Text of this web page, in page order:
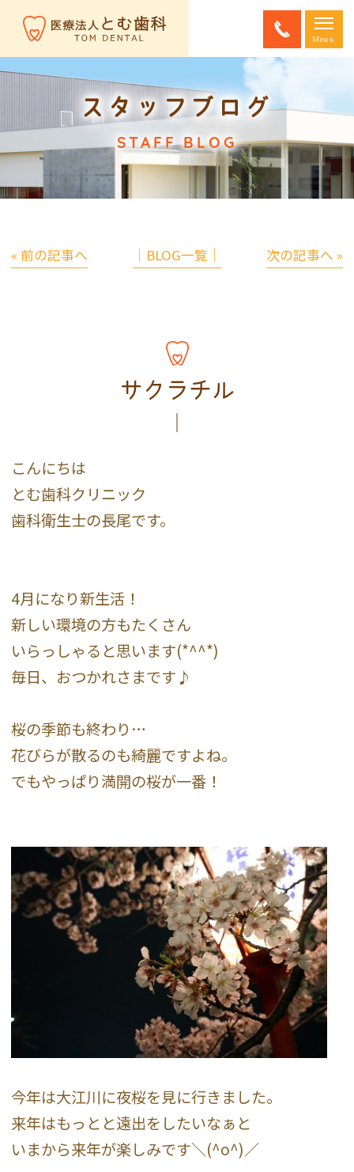
スタッフブログ
STAFF BLOG
« 前の記事へ │BLOG一覧│ 次の記事へ »
サクラチル
こんにちは
とむ歯科クリニック
歯科衛生士の長尾です。
4月になり新生活！
新しい環境の方もたくさん
いらっしゃると思います(*^^*)
毎日、おつかれさまです♪
桜の季節も終わり…
花びらが散るのも綺麗ですよね。
でもやっぱり満開の桜が一番！
今年は大江川に夜桜を見に行きました。
来年はもっとと遠出をしたいなぁと
いまから来年が楽しみです＼(^o^)／